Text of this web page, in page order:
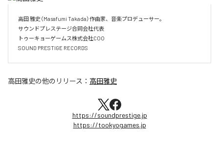
高田 雅史（Masafumi Takada）作曲家、音楽プロデューサー。
サウンドプレステージ合同会社代表
トゥーキョーゲームス株式会社COO
SOUND PRESTIGE RECORDS
高田雅史の他のリリース： 高田雅史
https://soundprestige.jp
https://tookyogames.jp